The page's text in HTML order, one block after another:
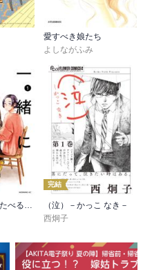
愛すべき娘たち
よしながふみ
完結
（泣）－かっこ なき－
西炯子